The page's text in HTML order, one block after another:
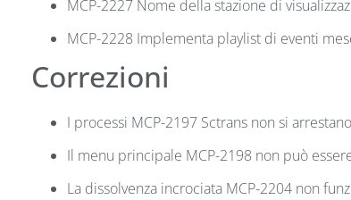
MCP-2227 Nome della stazione di
MCP-2228 Implementa playlist di eventi
Correzioni
I processi MCP-2197 Sctrans non si
Il menu principale MCP-2198 non può
La dissolvenza incrociata MCP-2204 non